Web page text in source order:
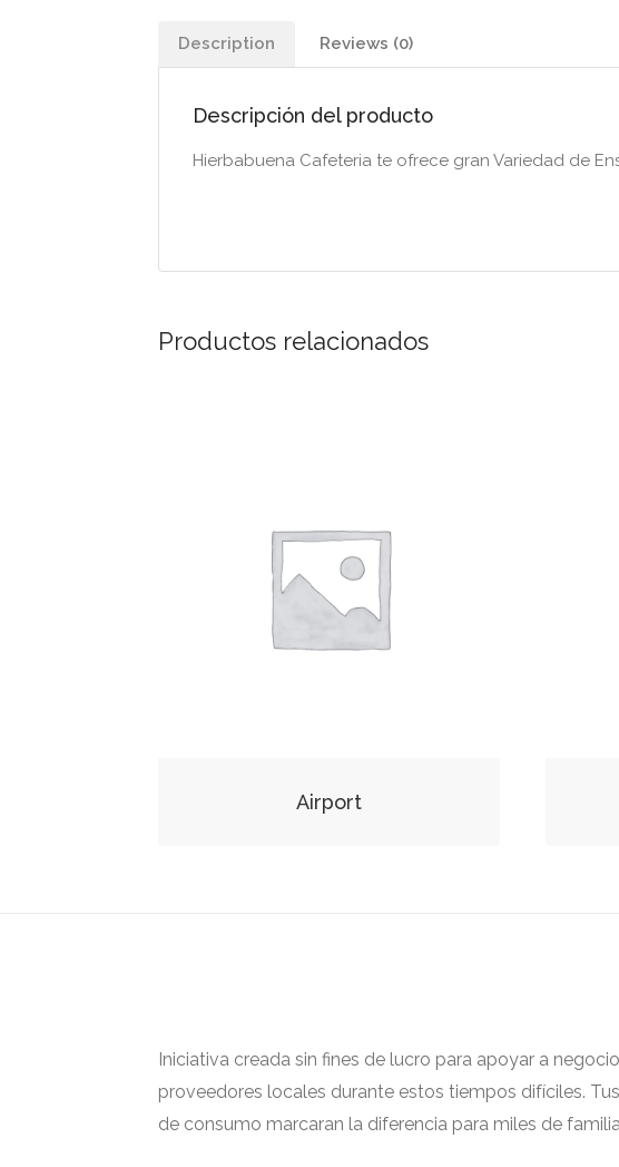
Description Reviews (0)
Descripción del producto
Hierbabuena Cafeteria te ofrece gran Variedad de
Productos relacionados
Airport
Iniciativa creada sin fines de lucro para apoyar a
proveedores locales durante estos tiempos difíciles.
de consumo marcaran la diferencia para miles de